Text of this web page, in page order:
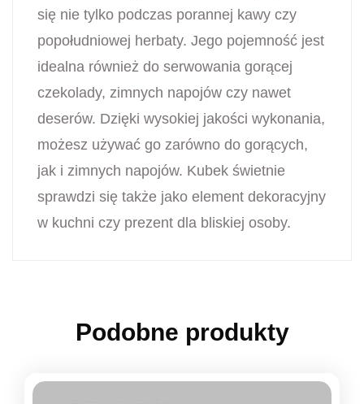
się nie tylko podczas porannej kawy czy
popołudniowej herbaty. Jego pojemność jest
idealna również do serwowania gorącej
czekolady, zimnych napojów czy nawet
deserów. Dzięki wysokiej jakości wykonania,
możesz używać go zarówno do gorących,
jak i zimnych napojów. Kubek świetnie
sprawdzi się także jako element dekoracyjny
w kuchni czy prezent dla bliskiej osoby.
Podobne produkty